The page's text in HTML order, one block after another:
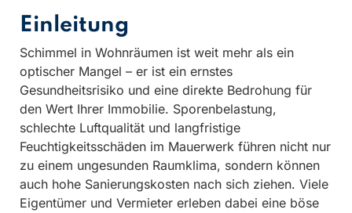
Einleitung
Schimmel in Wohnräumen ist weit mehr als ein
optischer Mangel – er ist ein ernstes
Gesundheitsrisiko und eine direkte Bedrohung für
den Wert Ihrer Immobilie. Sporenbelastung,
schlechte Luftqualität und langfristige
Feuchtigkeitsschäden im Mauerwerk führen nicht nur
zu einem ungesunden Raumklima, sondern können
auch hohe Sanierungskosten nach sich ziehen. Viele
Eigentümer und Vermieter erleben dabei eine böse